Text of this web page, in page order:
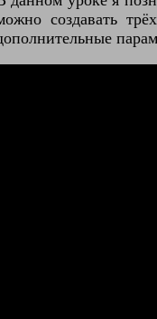
создавать